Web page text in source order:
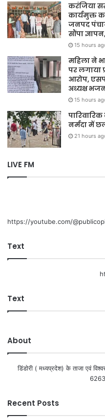
करंजिया
कार्यमुक्त
जनपद
सौंपा ज्ञापन,
15 hours
महिला ने
पर लगाया
आरोप,
अध्यक्ष
15 hours
नर्मदा में
21 hours
LIVE FM
https://youtube.com/
Text
Text
About
डिंडोरी ( मध्यप्रदेश) के ताजा एवं
Recent Posts